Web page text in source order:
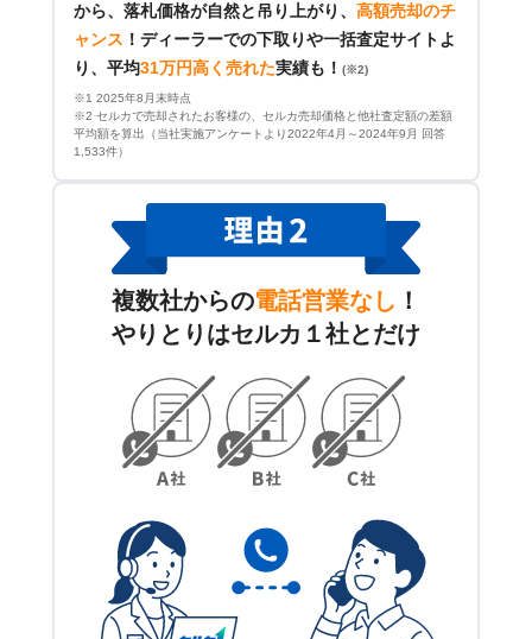
から、落札価格が自然と吊り上がり、 高額売却のチ
ャンス ！ ディーラーでの下取りや一括査定サイトよ
り、平均31万円高く売れた実績も！ (※2)
※1 2025年8月末時点
※2 セルカで売却されたお客様の、セルカ売却価格と他社査定額の差額
平均額を算出（当社実施アンケートより2022年4月～2024年9月 回答
1,533件）
複数社からの電話営業なし ！
やりとりはセルカ１社とだけ